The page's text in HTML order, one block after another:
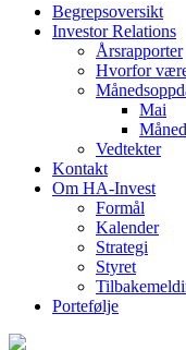
Begrepsoversikt
Investor Relations
Årsrapporter
Hvorfor
Mai
Vedtekter
Kontakt
Om HA-Invest
Formål
Kalender
Strategi
Styret
Portefølje